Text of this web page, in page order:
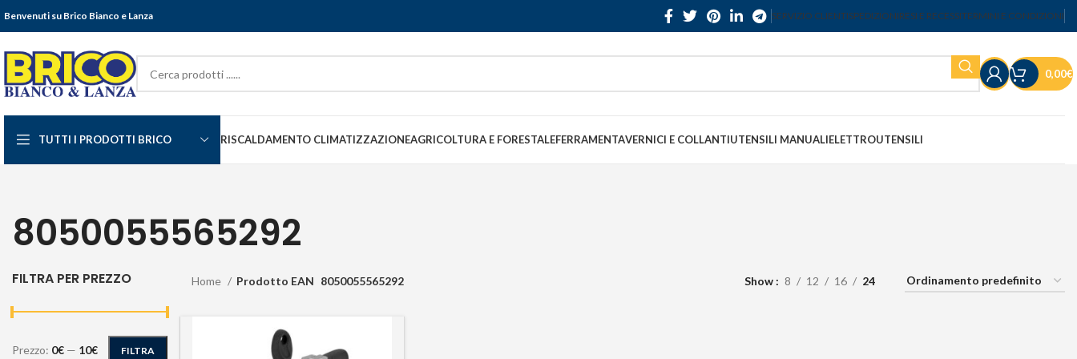
Benvenuti su Brico Bianco e Lanza SERVIZIO CLIENTISPEDIZIONIRESI E RECESSITERMINI E CONDIZIONI
0,00€
TUTTI I PRODOTTI BRICO RISCALDAMENTO CLIMATIZZAZIONEAGRICOLTURA E FORESTALEFERRAMENTAVERNICI E COLLANTIUTENSILI MANUALIELETTROUTENSILI
8050055565292
FILTRA PER PREZZO
FILTRA
Prezzo: 0€ — 10€
Home Prodotto EAN 8050055565292 Show 8 12 16 24